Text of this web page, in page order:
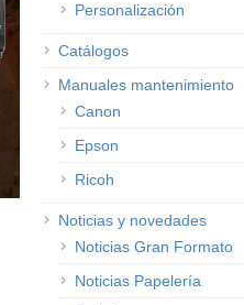
Personalización
Catálogos
Manuales mantenimiento
Canon
Epson
Ricoh
Noticias y novedades
Noticias Gran Formato
Noticias Papelería